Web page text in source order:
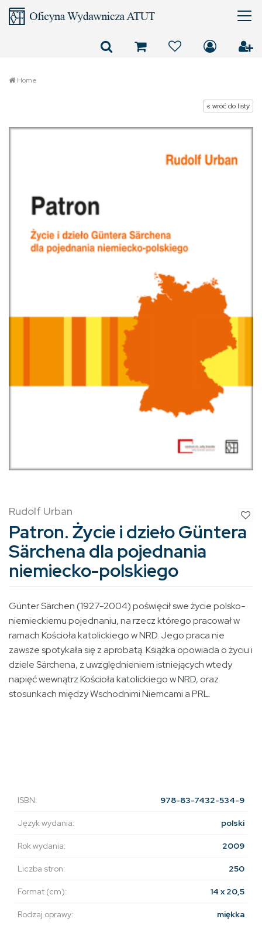
Home
« wróć do listy
Rudolf Urban
Patron. Życie i dzieło Güntera
Särchena dla pojednania
niemiecko-polskiego
Günter Särchen (1927-2004) poświęcił swe życie polsko-
niemieckiemu pojednaniu, na rzecz którego pracował w
ramach Kościoła katolickiego w NRD. Jego praca nie
zawsze spotykała się z aprobatą. Książka opowiada o życiu i
dziele Särchena, z uwzględnieniem istniejących wtedy
napięć wewnątrz Kościoła katolickiego w NRD, oraz
stosunkach między Wschodnimi Niemcami a PRL.
ISBN: 978-83-7432-534-9
Język wydania: polski
Rok wydania: 2009
Liczba stron: 250
Format (cm): 14 x 20,5
Rodzaj oprawy: miękka